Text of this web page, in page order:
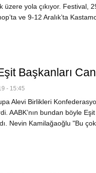
üzere yola çıkıyor. Festival,
ve 9-12 Aralık’ta
Başkanları
- 15:45
Alevi Birlikleri
AABK’nın bundan böyle
Nevin Kamilağaoğlu "Bu